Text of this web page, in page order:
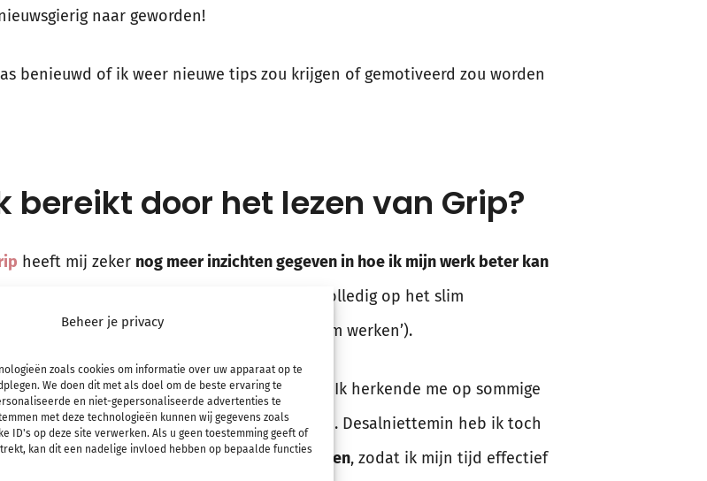
Beheer je privacy
zoals cookies om informatie over uw apparaat op te
We doen dit met als doel om de beste ervaring te
en niet-gepersonaliseerde advertenties te
met deze technologieën kunnen wij gegevens zoals
ID's op deze site verwerken. Als u geen toestemming geeft of
kan dit een nadelige invloed hebben op bepaalde functies
naar geworden!
benieuwd of ik weer nieuwe tips zou krijgen of gemotiveerd zou worden
door het lezen van Grip?
heeft mij zeker nog meer inzichten gegeven in hoe ik mijn werk beter kan
te houden. Grip focust dan ook bijna volledig op het slim
boek is niet voor niets ‘het geheim van slim werken’).
en tweede deel, was niet nieuw voor mij. Ik herkende me op sommige
pak ik zaken bewust iets anders aan. Desalniettemin heb ik toch
mijn werkwijze nog iets verder te optimaliseren, zodat ik mijn tijd effectief